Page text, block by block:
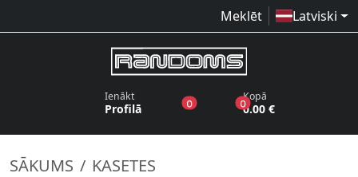
Meklēt Latviski
Ienākt
Profilā 0produkti vēlmju sarakstā
0produkti grozā
Kopā
0.00 €
SĀKUMS
KASETES